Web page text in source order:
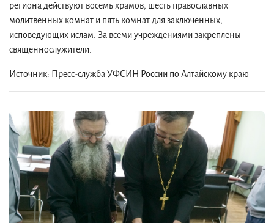
региона действуют восемь храмов, шесть православных
молитвенных комнат и пять комнат для заключенных,
исповедующих ислам. За всеми учреждениями закреплены
священнослужители.
Источник: Пресс-служба УФСИН России по Алтайскому краю